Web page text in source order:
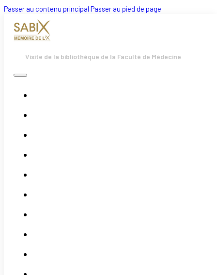
Passer au contenu principal Passer au pied de page
Visite de la bibliothèque de la Faculté de Médecine